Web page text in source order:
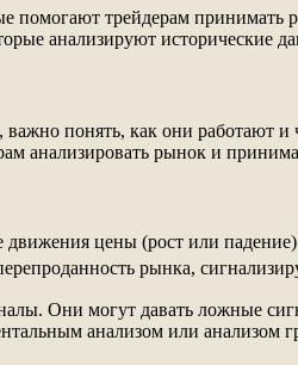
помогают трейдерам
анализируют исторические
понять, как они работают и
анализировать рынок и
движения цены (рост или
рынка,
Они могут давать ложные
анализом или анализом